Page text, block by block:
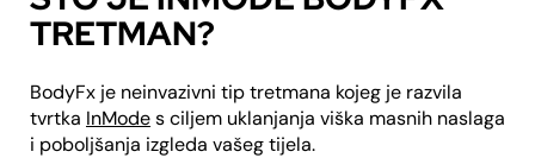
TRETMAN?
BodyFx je neinvazivni tip tretmana kojeg je razvila
tvrtka InModes ciljem uklanjanja viška masnih naslaga
i poboljšanja izgleda vašeg tijela.